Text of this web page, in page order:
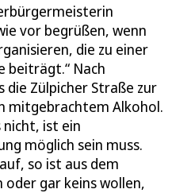
vor begrüßen, wenn
die zu einer
beiträgt.“ Nach
die Zülpicher Straße zur
mitgebrachtem Alkohol.
nicht, ist ein
möglich sein muss.
so ist aus dem
oder gar keins wollen,